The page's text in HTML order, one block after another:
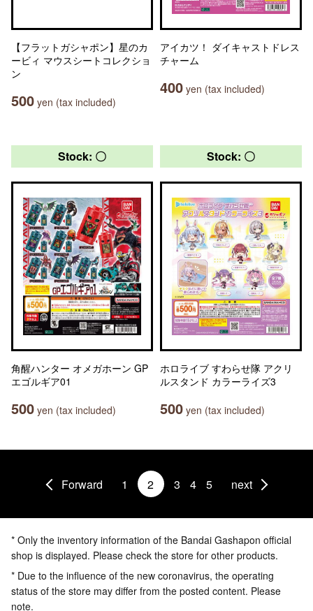
【フラットガシャポン】星のカ
ービィ マウスシートコレクショ
ン
500 yen (tax included)
アイカツ！ ダイキャストドレス
チャーム
400 yen (tax included)
Stock: 〇
角醒ハンター オメガホーン GP
エゴルギア01
500 yen (tax included)
Stock: 〇
ホロライブ すわらせ隊 アクリ
ルスタンド カラーライズ3
500 yen (tax included)
Forward 1 2 3 4 5 next
* Only the inventory information of the Bandai Gashapon official
shop is displayed. Please check the store for other products.
* Due to the influence of the new coronavirus, the operating
status of the store may differ from the posted content. Please
note.